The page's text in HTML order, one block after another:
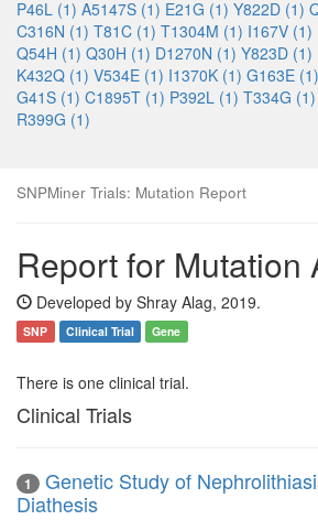
P46L (1) A5147S (1) E21G (1) Y822D (1)
C316N (1) T81C (1) T1304M (1) I167V (1)
Q54H (1) Q30H (1) D1270N (1) Y823D (1)
K432Q (1) V534E (1) I1370K (1) G163E (1)
G41S (1) C1895T (1) P392L (1) T334G (1)
R399G (1)
SNPMiner Trials: Mutation Report
Report for Mutation
Developed by Shray Alag, 2019.
SNP Clinical Trial Gene
There is one clinical trial.
Clinical Trials
1
Genetic Study of
Diathesis